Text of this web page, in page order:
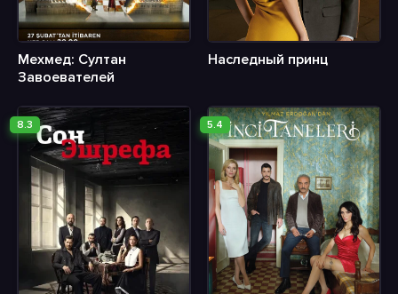
Мехмед: Султан
Завоевателей
Наследный принц
8.3 5.4